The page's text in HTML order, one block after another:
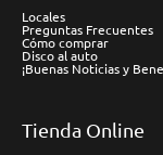
Locales
Preguntas Frecuentes
Cómo comprar
Disco al auto
¡Buenas Noticias y
Tienda Online